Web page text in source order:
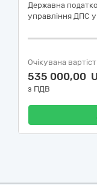
Державна
управління ДПС у
Очікувана
535 000,00
з ПДВ